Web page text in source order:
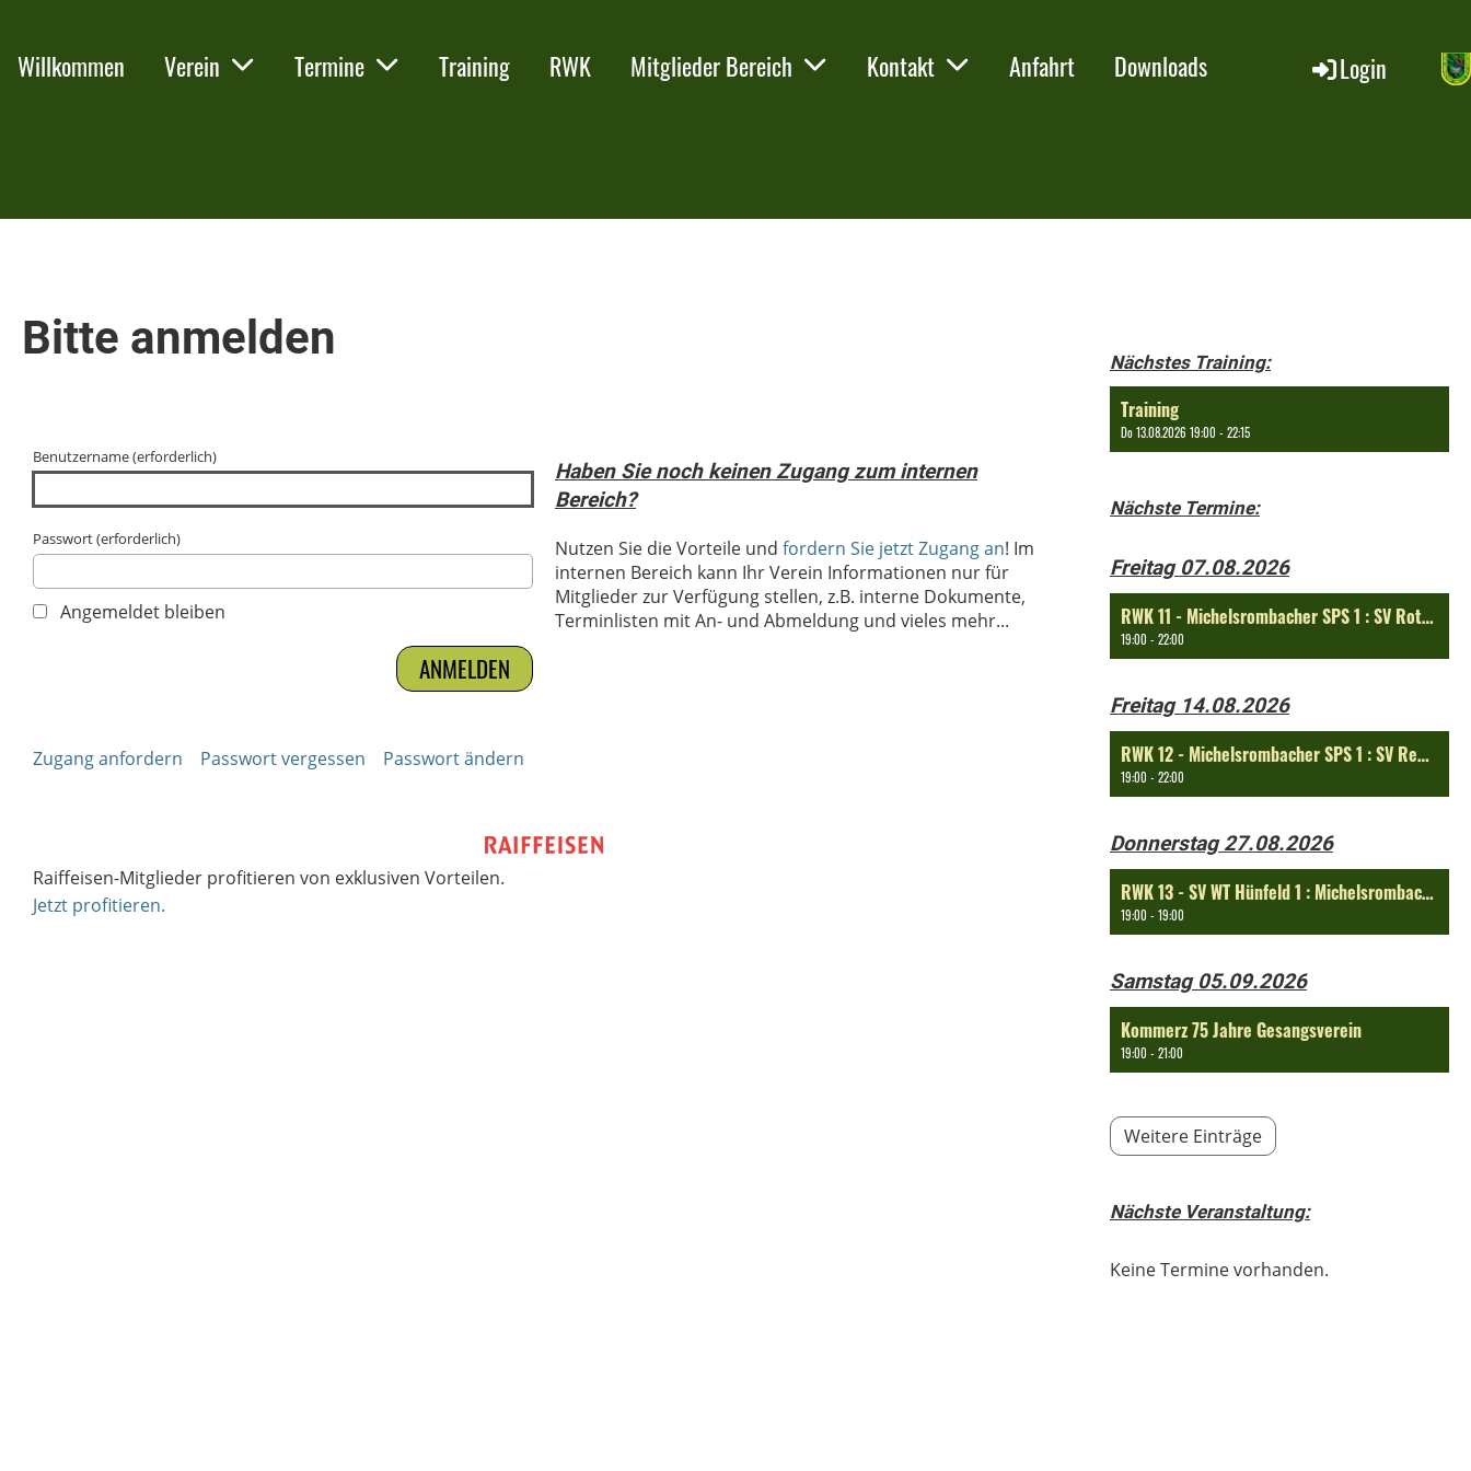
Willkommen Verein Termine Training RWK Mitglieder Bereich Kontakt Anfahrt Downloads Login
Bitte anmelden
Benutzername (erforderlich)
Passwort (erforderlich)
Angemeldet bleiben
Zugang anfordern Passwort vergessen Passwort ändern
Haben Sie noch keinen Zugang zum internen
Bereich?
Nutzen Sie die Vorteile und fordern Sie jetzt Zugang an! Im
internen Bereich kann Ihr Verein Informationen nur für
Mitglieder zur Verfügung stellen, z.B. interne Dokumente,
Terminlisten mit An- und Abmeldung und vieles mehr...
Raiffeisen-Mitglieder profitieren von exklusiven Vorteilen.
Jetzt profitieren.
Nächstes Training:
Training
Do 13.08.2026 19:00 - 22:15
Nächste Termine:
Freitag 07.08.2026
RWK 11 - Michelsrombacher SPS 1 : SV Rothenkirchen 1
19:00 - 22:00
Freitag 14.08.2026
RWK 12 - Michelsrombacher SPS 1 : SV Rengersfeld 1
19:00 - 22:00
Donnerstag 27.08.2026
RWK 13 - SV WT Hünfeld 1 : Michelsrombacher SPS 1
19:00 - 19:00
Samstag 05.09.2026
Kommerz 75 Jahre Gesangsverein
19:00 - 21:00
Weitere Einträge
Nächste Veranstaltung:
Keine Termine vorhanden.